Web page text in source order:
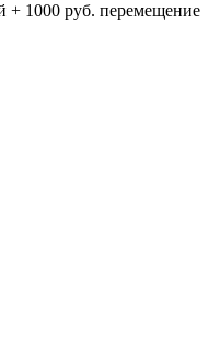
+ 1000 руб. перемещение